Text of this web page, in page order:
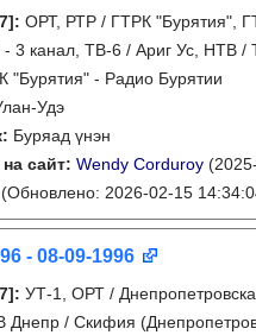
: ОРТ, РТР / ГТРК "Бурятия",
- 3 канал, ТВ-6 / Ариг Ус, НТВ /
"Бурятия" - Радио Бурятии
Удэ
Буряад үнэн
сайт: Wendy Corduroy
(Обновлено: 2026-02-15
- 08-09-1996
: УТ-1, ОРТ /
Днепр / Скифия